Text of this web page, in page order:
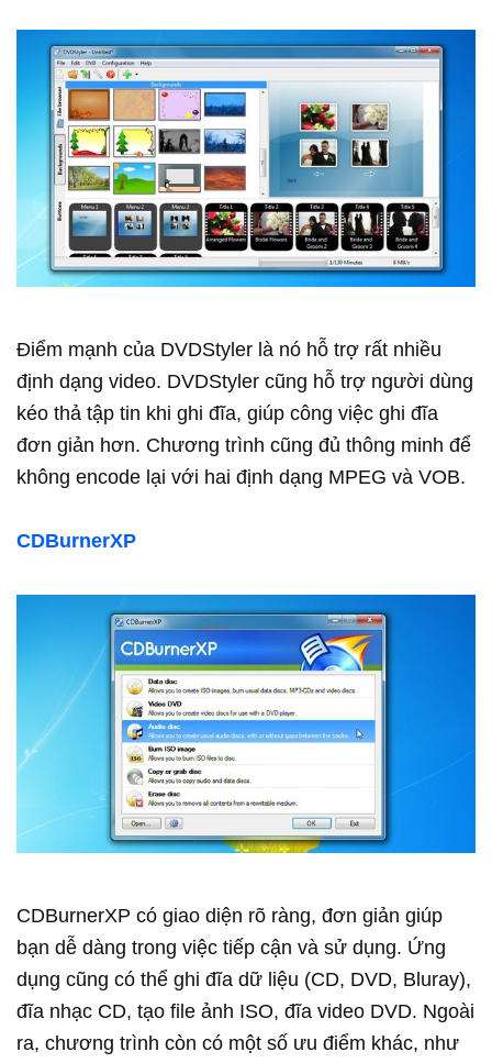
Điểm mạnh của DVDStyler là nó hỗ trợ rất nhiều
định dạng video. DVDStyler cũng hỗ trợ người dùng
kéo thả tập tin khi ghi đĩa, giúp công việc ghi đĩa
đơn giản hơn. Chương trình cũng đủ thông minh để
không encode lại với hai định dạng MPEG và VOB.
CDBurnerXP
CDBurnerXP có giao diện rõ ràng, đơn giản giúp
bạn dễ dàng trong việc tiếp cận và sử dụng. Ứng
dụng cũng có thể ghi đĩa dữ liệu (CD, DVD, Bluray),
đĩa nhạc CD, tạo file ảnh ISO, đĩa video DVD. Ngoài
ra, chương trình còn có một số ưu điểm khác, như